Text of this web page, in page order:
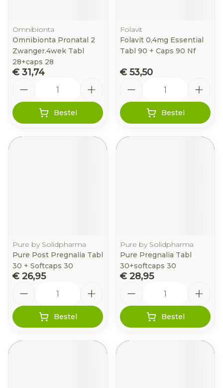
Omnibionta
Omnibionta Pronatal 2
Zwanger.4wek Tabl
28+caps 28
€ 31,74
Bestel
Folavit
Folavit 0,4mg Essential
Tabl 90 + Caps 90 Nf
€ 53,50
Bestel
Pure by Solidpharma
Pure Post Pregnalia Tabl
30 + Softcaps 30
€ 26,95
Bestel
Pure by Solidpharma
Pure Pregnalia Tabl
30+softcaps 30
€ 28,95
Bestel